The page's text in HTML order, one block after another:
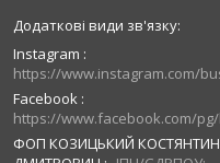
Instagram
Facebook
ФОП КОЗИЦЬКИЙ КОСТЯНТИН